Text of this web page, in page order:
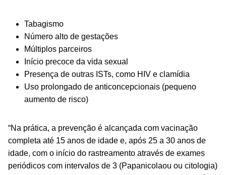
Tabagismo
Número alto de gestações
Múltiplos parceiros
Início precoce da vida sexual
Presença de outras ISTs, como HIV e clamídia
Uso prolongado de anticoncepcionais (pequeno
aumento de risco)
“Na prática, a prevenção é alcançada com vacinação
completa até 15 anos de idade e, após 25 a 30 anos de
idade, com o início do rastreamento através de exames
periódicos com intervalos de 3 (Papanicolaou ou citologia)